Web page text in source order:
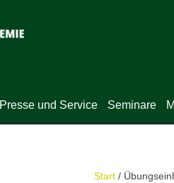
Presse und Service Seminare
Start /